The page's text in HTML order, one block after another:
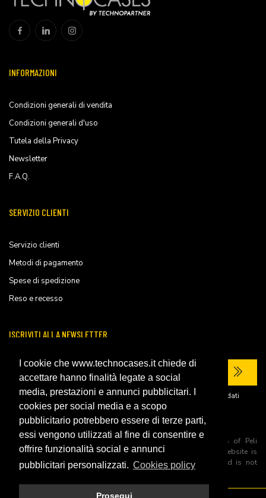
I cookie che www.technocases.it chiede di
accettare hanno finalità legate a social
media, prestazioni e annunci pubblicitari. I
cookies per social media e a scopo
pubblicitario potrebbero essere di terze parti,
essi vengono utilizzati al fine di consentire e
offrire funzionalità social e annunci
pubblicitari personalizzati. Cookies policy
Prosegui
INFORMAZIONI
Condizioni generali di vendita
Condizioni generali d'uso
Tutela della Privacy
Newsletter
F.A.Q.
SERVIZIO CLIENTI
Servizio clienti
Metodi di pagamento
Spese di spedizione
Reso e recesso
ISCRIVITI ALLA NEWSLETTER
Ho letto laprivacy policy del sito e acconsento al trattamento dei miei dati
personali per ricevere comunicazioni commerciali.
All trademarks are registered and/or unregistered trademarks of Peli
Products, S.L.U. its parents, subsiadiries and affiliates. This website is
independently owned and operated by Technopartner SRL and is not
owned by Peli Products, S.L.U